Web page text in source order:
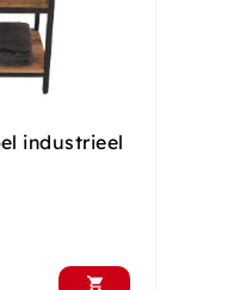
industrieel